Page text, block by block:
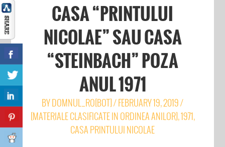
CASA “PRINTULUI
NICOLAE” SAU CASA
“STEINBACH” POZA
ANUL 1971
BYDOMNUL_RO[BOT]/FEBRUARY 19, 2019/
[MATERIALE CLASIFICATE IN ORDINEA ANILOR],1971,
CASA PRINTULUI NICOLAE